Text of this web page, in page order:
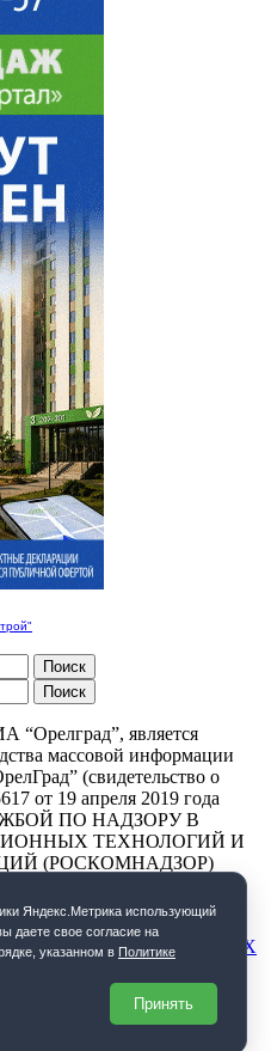
“Орелград”, является
массовой информации
(свидетельство о
от 19 апреля 2019 года
ПО НАДЗОРУ В
ТЕХНОЛОГИЙ И
(РОСКОМНАДЗОР)
ПЕРСОНАЛЬНЫХ ДАННЫХ
Яндекс.Метрика использующий
даете свое согласие на
указанном в Политике
Принять